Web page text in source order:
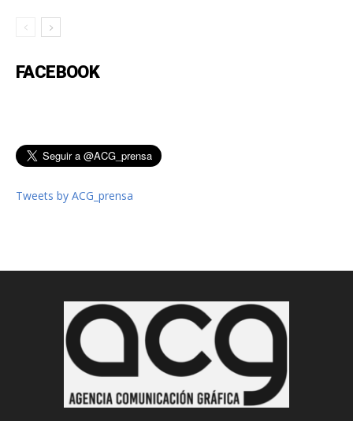
FACEBOOK
Tweets by ACG_prensa